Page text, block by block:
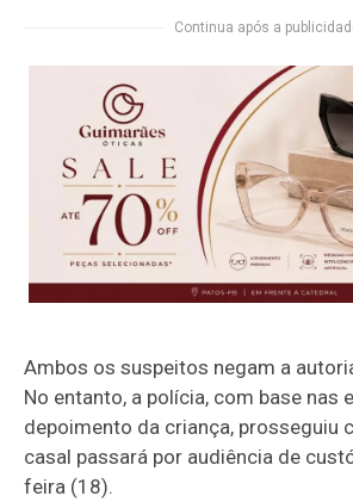
Continua após a
Ambos os suspeitos negam a
No entanto, a polícia, com base nas
depoimento da criança, prosseguiu
casal passará por audiência de
feira (18).